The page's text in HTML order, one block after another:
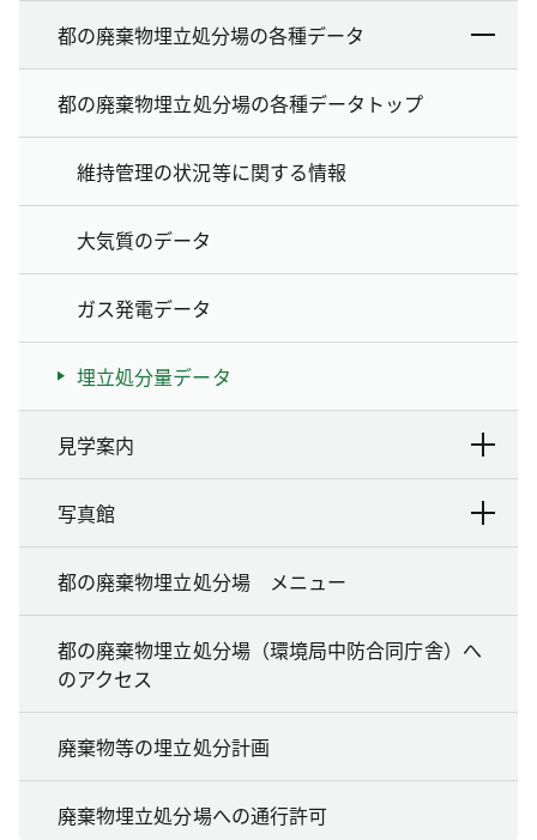
都の廃棄物埋立処分場の各種データ
都の廃棄物埋立処分場の各種データトップ
維持管理の状況等に関する情報
大気質のデータ
ガス発電データ
埋立処分量データ
見学案内
写真館
都の廃棄物埋立処分場 メニュー
都の廃棄物埋立処分場（環境局中防合同庁舎）へ
のアクセス
廃棄物等の埋立処分計画
廃棄物埋立処分場への通行許可